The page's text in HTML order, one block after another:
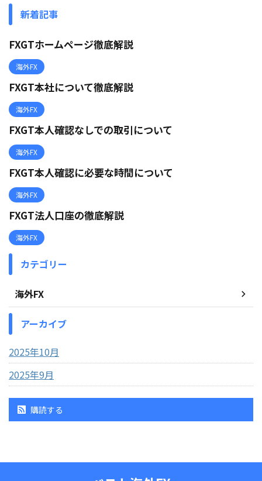
新着記事
FXGTホームページ徹底解説
海外FX
FXGT本社について徹底解説
海外FX
FXGT本人確認なしでの取引について
海外FX
FXGT本人確認に必要な時間について
海外FX
FXGT法人口座の徹底解説
海外FX
カテゴリー
海外FX
アーカイブ
2025年10月
2025年9月
購読する